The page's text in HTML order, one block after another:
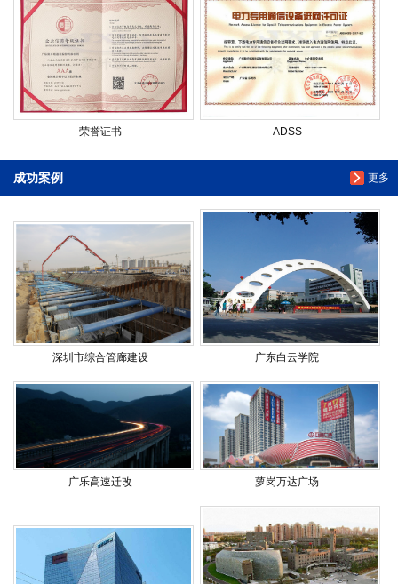
荣誉证书 ADSS
更多
成功案例
深圳市综合管廊建设 广东白云学院
广乐高速迁改 萝岗万达广场